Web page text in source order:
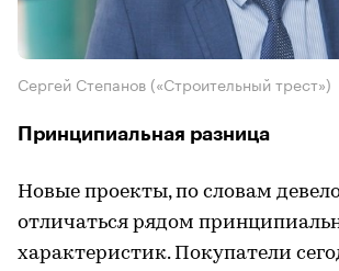
Сергей Степанов («Строительный трест»)
Принципиальная разница
Новые проекты, по словам
отличаться рядом
характеристик. Покупатели